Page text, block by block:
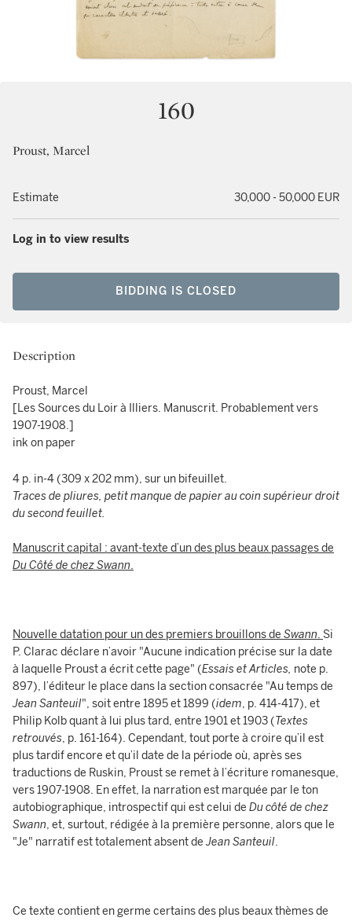
160
Proust, Marcel
Estimate 30,000 - 50,000 EUR
Log in to view results
BIDDING IS CLOSED
Description
Proust, Marcel
[Les Sources du Loir à Illiers. Manuscrit. Probablement vers
1907-1908.]
ink on paper
4 p. in-4 (309 x 202 mm), sur un bifeuillet.
Traces de pliures, petit manque de papier au coin supérieur droit
du second feuillet.
Manuscrit capital : avant-texte d’un des plus beaux passages de
DuCôté de chez Swann.
Nouvelle datation pour un des premiers brouillons de Swann. Si
P. Clarac déclare n’avoir "Aucune indication précise sur la date
à laquelle Proust a écrit cette page" (Essais et Articles, note p.
897), l’éditeur le place dans la section consacrée "Au temps de
Jean Santeuil", soit entre 1895 et 1899 (idem, p. 414-417), et
Philip Kolb quant à lui plus tard, entre 1901 et 1903 (Textes
retrouvés, p. 161-164). Cependant, tout porte à croire qu’il est
plus tardif encore et qu’il date de la période où, après ses
traductions de Ruskin, Proust se remet à l’écriture romanesque,
vers 1907-1908. En effet, la narration est marquée par le ton
autobiographique, introspectif qui est celui de Ducôté de chez
Swann, et, surtout, rédigée à la première personne, alors que le
"Je" narratif est totalement absent deJean Santeuil.
Ce texte contient en germe certains des plus beaux thèmes de